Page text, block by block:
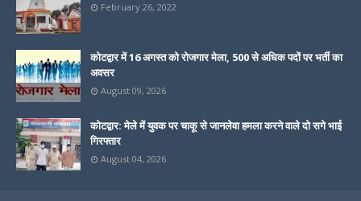
February 26, 2022
कोटद्वार में 16 अगस्त को रोजगार मेला, 500 से अधिक पदों पर भर्ती का
अवसर
August 09, 2026
कोटद्वार: मेले में युवक पर चाकू से जानलेवा हमला करने वाले दो सगे भाई
गिरफ्तार
August 04, 2026